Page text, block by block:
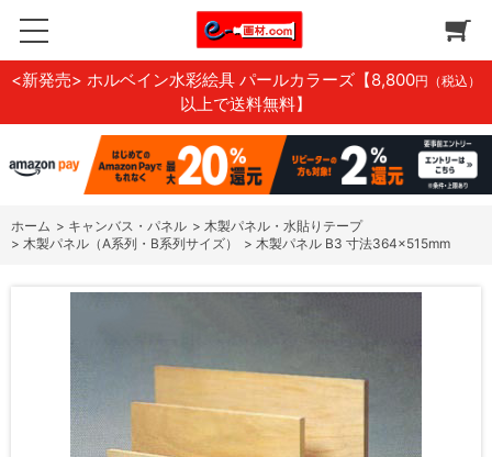
<新発売> ホルベイン水彩絵具 パールカラーズ 【8,800円（税込）
以上で送料無料】
ホーム > キャンバス・パネル > 木製パネル・水貼りテープ
> 木製パネル（A系列・B系列サイズ） > 木製パネル B3 寸法364×515mm